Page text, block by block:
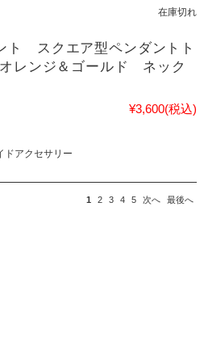
在庫切れ
ト スクエア型ペンダントト
レンジ＆ゴールド ネック
¥3,600(税込)
ドアクセサリー
1 2 3 4 5 次へ 最後へ